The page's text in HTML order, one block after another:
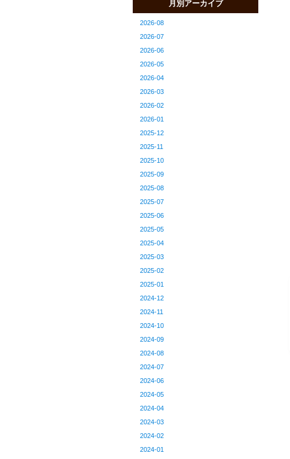
月別アーカイブ
2026-08
2026-07
2026-06
2026-05
2026-04
2026-03
2026-02
2026-01
2025-12
2025-11
2025-10
2025-09
2025-08
2025-07
2025-06
2025-05
2025-04
2025-03
2025-02
2025-01
2024-12
2024-11
2024-10
2024-09
2024-08
2024-07
2024-06
2024-05
2024-04
2024-03
2024-02
2024-01